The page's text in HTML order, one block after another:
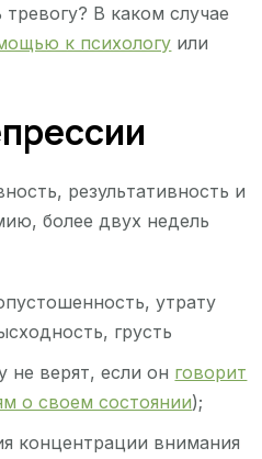
В каком случае
к психологу или
результативность и
более двух недель
утрату
грусть
не верят, если он говорит
о своем состоянии);
концентрации внимания